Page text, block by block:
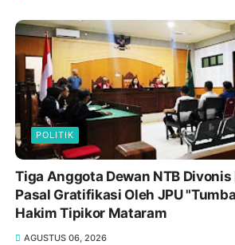
POLITIK
Tiga Anggota Dewan NTB Divonis
Pasal Gratifikasi Oleh JPU
Hakim Tipikor Mataram
AGUSTUS 06, 2026